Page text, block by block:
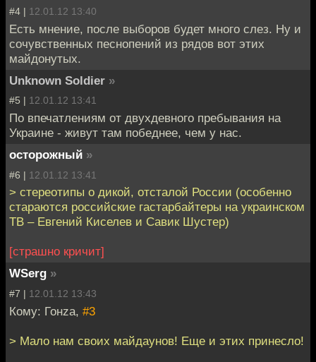
#4 | 12.01.12 13:40
Есть мнение, после выборов будет много слез. Ну и
сочувственных песнопений из рядов вот этих
майдонутых.
Unknown Soldier »
#5 | 12.01.12 13:41
По впечатлениям от двухдевного пребывания на
Украине - живут там победнее, чем у нас.
осторожный »
#6 | 12.01.12 13:41
> стереотипы о дикой, отсталой России (особенно
стараются российские гастарбайтеры на украинском
ТВ – Евгений Киселев и Савик Шустер)
[страшно кричит]
WSerg »
#7 | 12.01.12 13:43
Кому: Гонzа, #3
> Мало нам своих майдаунов! Еще и этих принесло!